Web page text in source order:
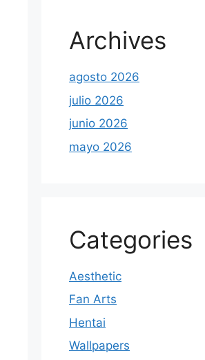
Archives
agosto 2026
julio 2026
junio 2026
mayo 2026
Categories
Aesthetic
Fan Arts
Hentai
Wallpapers